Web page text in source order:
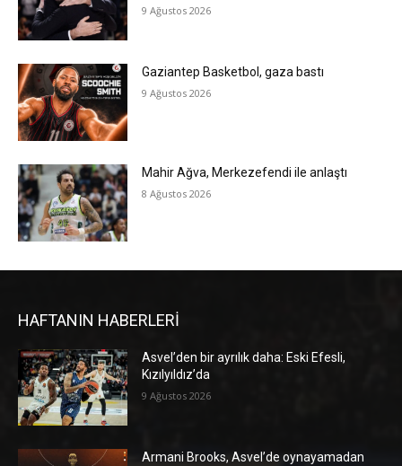
9 Ağustos 2026
Gaziantep Basketbol, gaza bastı
9 Ağustos 2026
Mahir Ağva, Merkezefendi ile anlaştı
8 Ağustos 2026
HAFTANIN HABERLERİ
Asvel’den bir ayrılık daha: Eski Efesli,
Kızılyıldız’da
9 Ağustos 2026
Armani Brooks, Asvel’de oynayamadan